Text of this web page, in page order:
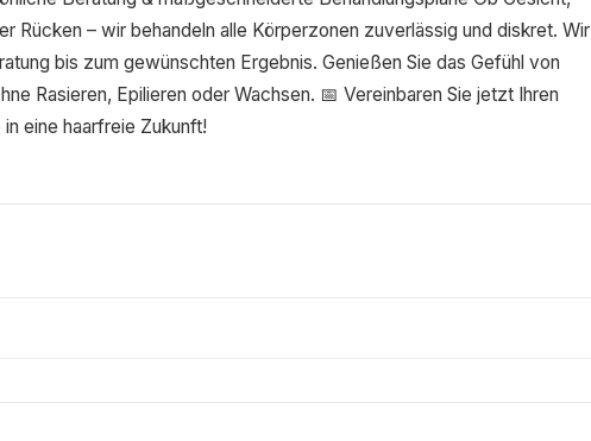
Rücken – wir behandeln alle Körperzonen zuverlässig und diskret. Wir
bis zum gewünschten Ergebnis. Genießen Sie das Gefühl von
Rasieren, Epilieren oder Wachsen. 📅 Vereinbaren Sie jetzt Ihren
eine haarfreie Zukunft!